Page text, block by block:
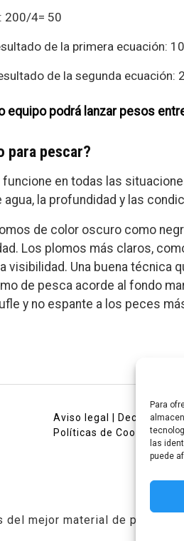
Para
las
puede
200/4= 50
de la primera ecuación:
de la segunda ecuación:
podrá lanzar pesos
para pescar?
en todas las
la profundidad y las
de color oscuro como
Los plomos más claros,
visibilidad. Una buena técnica
de pesca acorde al fondo
y no espante a los peces
Aviso legal Declaración
Políticas de Cookies (UE)
mejor material de pesca.